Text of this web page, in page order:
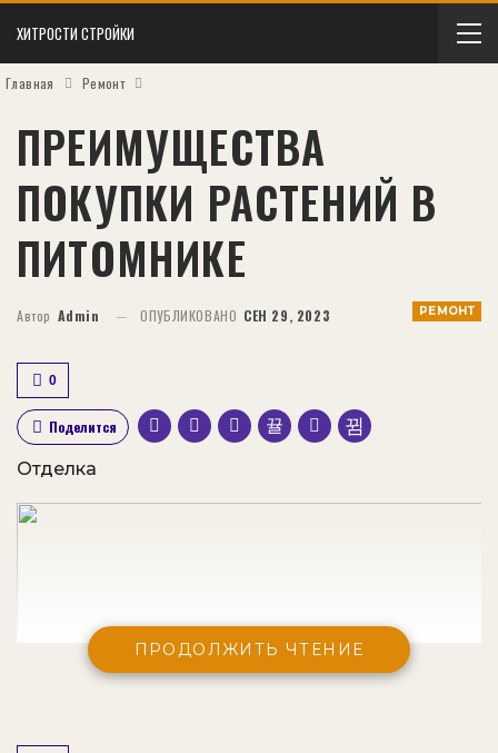
ХИТРОСТИ СТРОЙКИ
Главная Ремонт
ПРЕИМУЩЕСТВА
ПОКУПКИ РАСТЕНИЙ В
ПИТОМНИКЕ
РЕМОНТ
Автор Admin ОПУБЛИКОВАНО СЕН 29, 2023
0
Поделится
Отделка
ПРОДОЛЖИТЬ ЧТЕНИЕ